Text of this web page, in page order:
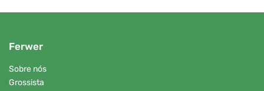
Ferwer
Sobre nós
Grossista